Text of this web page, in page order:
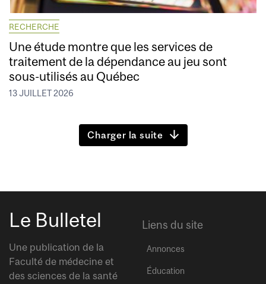
RECHERCHE
Une étude montre que les services de
traitement de la dépendance au jeu sont
sous-utilisés au Québec
13 JUILLET 2026
Charger la suite
Le Bulletel
Une publication de la
Faculté de médecine et
des sciences de la santé
Liens du site
Annonces
Éducation